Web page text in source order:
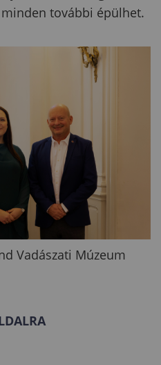
további épülhet.
Vadászati Múzeum